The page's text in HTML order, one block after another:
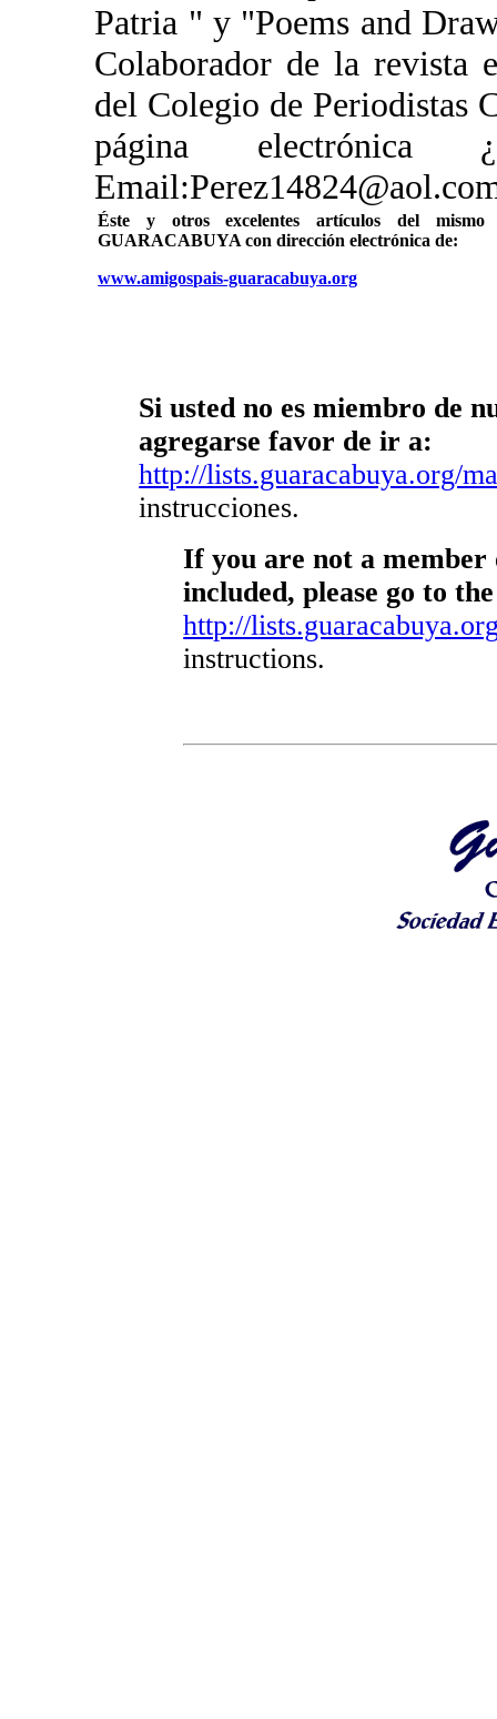
Patria " y "Poems and
Colaborador de la revista
del Colegio de Periodistas
página electrónica
Éste y otros excelentes artículos del
GUARACABUYA con dirección electrónica de:
www.amigospais-guaracabuya.org
Si usted no es miembro de
agregarse favor de ir a:
http://lists.guaracabuya.org/
instrucciones.
If you are not a
included, please go to
http://
instructions.